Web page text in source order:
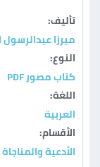
تأليف:
ميرزا
النوع:
كتاب مصور PDF
اللغة:
العربية
الأقسام:
الأدعية والمناجاة